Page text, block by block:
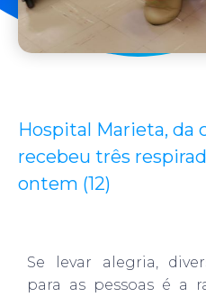
Hospital Marieta, da
recebeu três
ontem (12)
Se levar alegria,
para as pessoas é a